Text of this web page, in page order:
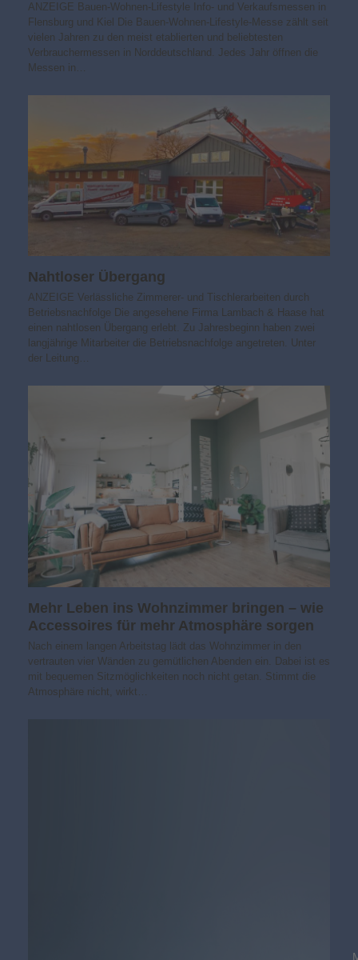
ANZEIGE Bauen-Wohnen-Lifestyle Info- und Verkaufsmessen in
Flensburg und Kiel Die Bauen-Wohnen-Lifestyle-Messe zählt seit
vielen Jahren zu den meist etablierten und beliebtesten
Verbrauchermessen in Norddeutschland. Jedes Jahr öffnen die
Messen in…
Nahtloser Übergang
ANZEIGE Verlässliche Zimmerer- und Tischlerarbeiten durch
Betriebsnachfolge Die angesehene Firma Lambach & Haase hat
einen nahtlosen Übergang erlebt. Zu Jahresbeginn haben zwei
langjährige Mitarbeiter die Betriebsnachfolge angetreten. Unter
der Leitung…
Mehr Leben ins Wohnzimmer bringen – wie
Accessoires für mehr Atmosphäre sorgen
Nach einem langen Arbeitstag lädt das Wohnzimmer in den
vertrauten vier Wänden zu gemütlichen Abenden ein. Dabei ist es
mit bequemen Sitzmöglichkeiten noch nicht getan. Stimmt die
Atmosphäre nicht, wirkt…